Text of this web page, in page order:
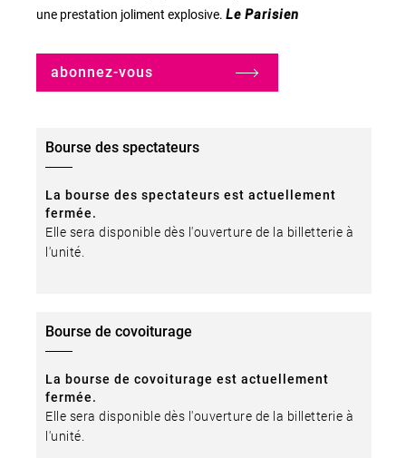
une prestation joliment explosive. Le Parisien
abonnez-vous
Bourse des spectateurs
La bourse des spectateurs est actuellement
fermée.
Elle sera disponible dès l'ouverture de la billetterie à
l'unité.
Bourse de covoiturage
La bourse de covoiturage est actuellement
fermée.
Elle sera disponible dès l'ouverture de la billetterie à
l'unité.